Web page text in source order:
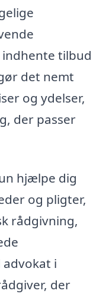
tilbud
det nemt
og ydelser,
der passer
hjælpe dig
og pligter,
rådgivning,
i
der